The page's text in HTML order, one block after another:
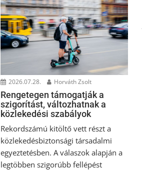
2026.07.28. Horváth Zsolt
Rengetegen támogatják a
szigorítást, változhatnak a
közlekedési szabályok
Rekordszámú kitöltő vett részt a
közlekedésbiztonsági társadalmi
egyeztetésben. A válaszok alapján a
legtöbben szigorúbb fellépést